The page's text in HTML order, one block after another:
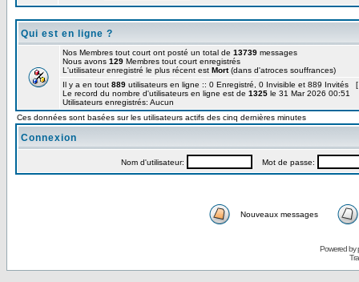
Qui est en ligne ?
Nos Membres tout court ont posté un total de 13739 messages
Nous avons 129 Membres tout court enregistrés
L'utilisateur enregistré le plus récent est Mort(dans d'atroces souffrances)
Il y a en tout 889 utilisateurs en ligne :: 0 Enregistré, 0 Invisible et 889 Invités [
Le record du nombre d'utilisateurs en ligne est de 1325 le 31 Mar 2026 00:51
Utilisateurs enregistrés: Aucun
Ces données sont basées sur les utilisateurs actifs des cinq dernières minutes
Connexion
Nom d'utilisateur: Mot de passe:
Nouveaux messages
Powered by